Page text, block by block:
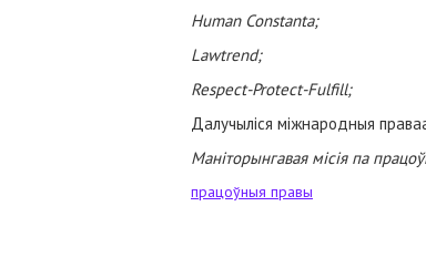
Human Constanta;
Lawtrend;
Respect-Protect-Fulfill;
Далучыліся міжнародныя
Маніторынгавая місія па
працоўныя правы